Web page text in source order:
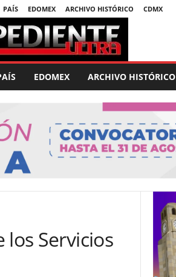
PAÍS EDOMEX ARCHIVO HISTÓRICO CDMX
EDOMEX ARCHIVO HISTÓRICO
Servicios